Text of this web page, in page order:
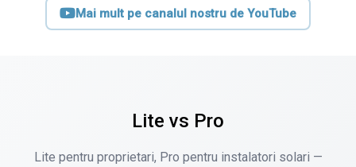
Mai mult pe canalul nostru de YouTube
Lite vs Pro
Lite pentru proprietari, Pro pentru instalatori solari —